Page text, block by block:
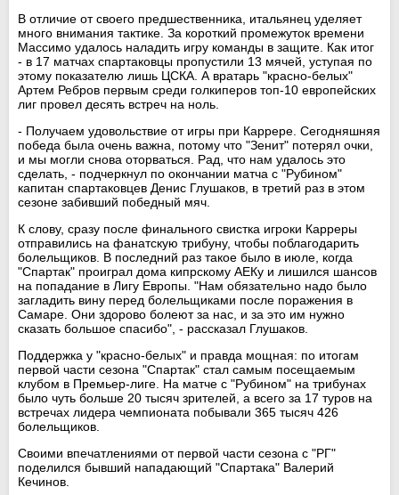
В отличие от своего предшественника, итальянец уделяет
много внимания тактике. За короткий промежуток времени
Массимо удалось наладить игру команды в защите. Как итог
- в 17 матчах спартаковцы пропустили 13 мячей, уступая по
этому показателю лишь ЦСКА. А вратарь "красно-белых"
Артем Ребров первым среди голкиперов топ-10 европейских
лиг провел десять встреч на ноль.
- Получаем удовольствие от игры при Каррере. Сегодняшняя
победа была очень важна, потому что "Зенит" потерял очки,
и мы могли снова оторваться. Рад, что нам удалось это
сделать, - подчеркнул по окончании матча с "Рубином"
капитан спартаковцев Денис Глушаков, в третий раз в этом
сезоне забивший победный мяч.
К слову, сразу после финального свистка игроки Карреры
отправились на фанатскую трибуну, чтобы поблагодарить
болельщиков. В последний раз такое было в июле, когда
"Спартак" проиграл дома кипрскому АЕКу и лишился шансов
на попадание в Лигу Европы. "Нам обязательно надо было
загладить вину перед болельщиками после поражения в
Самаре. Они здорово болеют за нас, и за это им нужно
сказать большое спасибо", - рассказал Глушаков.
Поддержка у "красно-белых" и правда мощная: по итогам
первой части сезона "Спартак" стал самым посещаемым
клубом в Премьер-лиге. На матче с "Рубином" на трибунах
было чуть больше 20 тысяч зрителей, а всего за 17 туров на
встречах лидера чемпионата побывали 365 тысяч 426
болельщиков.
Своими впечатлениями от первой части сезона с "РГ"
поделился бывший нападающий "Спартака" Валерий
Кечинов.